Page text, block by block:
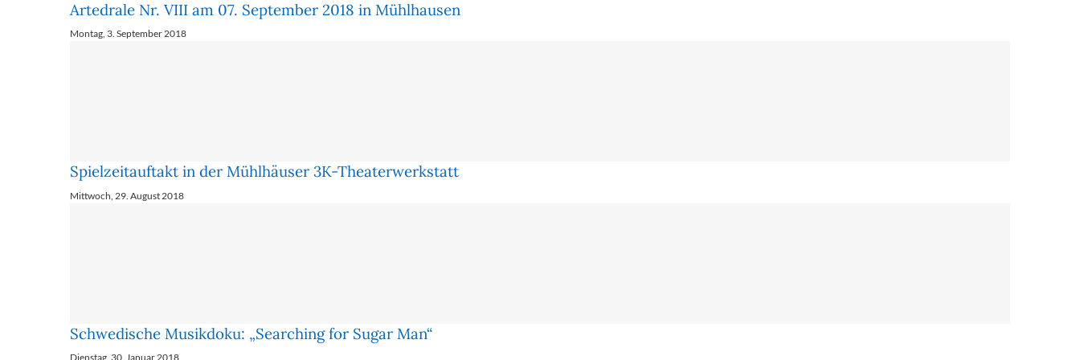
Artedrale Nr. VIII am 07. September 2018 in Mühlhausen
Montag, 3. September 2018
Spielzeitauftakt in der Mühlhäuser 3K-Theaterwerkstatt
Mittwoch, 29. August 2018
Schwedische Musikdoku: „Searching for Sugar Man“
Dienstag, 30. Januar 2018